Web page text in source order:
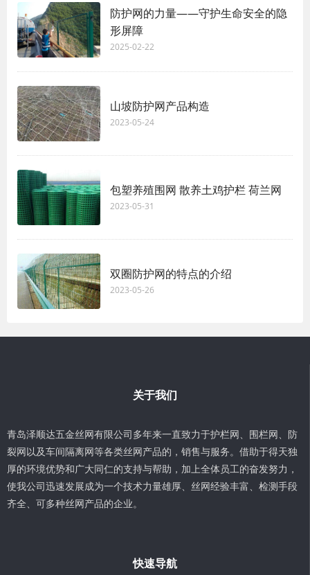
防护网的力量——守护生命安全的隐
形屏障
2025-02-22
山坡防护网产品构造
2023-05-24
包塑养殖围网 散养土鸡护栏 荷兰网
2023-05-31
双圈防护网的特点的介绍
2023-05-26
关于我们
青岛泽顺达五金丝网有限公司多年来一直致力于护栏网、围栏网、防
裂网以及车间隔离网等各类丝网产品的，销售与服务。借助于得天独
厚的环境优势和广大同仁的支持与帮助，加上全体员工的奋发努力，
使我公司迅速发展成为一个技术力量雄厚、丝网经验丰富、检测手段
齐全、可多种丝网产品的企业。
快速导航